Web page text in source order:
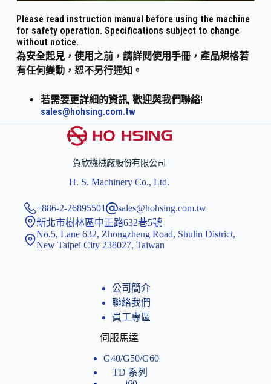
Please read instruction manual before using the machine
for safety operation. Specifications subject to change
without notice.
為安全起見，使用之前，請詳閱使用手冊，產品規格若
有任何變動，恕不另行通知。
若需要更詳細的資訊, 歡迎與我們聯絡!
sales@hohsing.com.tw
賀欣機械廠股份有限公司
H. S. Machinery Co., Ltd.
+886-2-26895501
sales@hohsing.com.tw
新北市樹林區中正路632巷5號
No.5, Lane 632, Zhongzheng Road, Shulin District,
New Taipei City 238027, Taiwan
公司簡介
聯絡我們
員工專區
伺服馬達
G40/G50/G60
TD 系列